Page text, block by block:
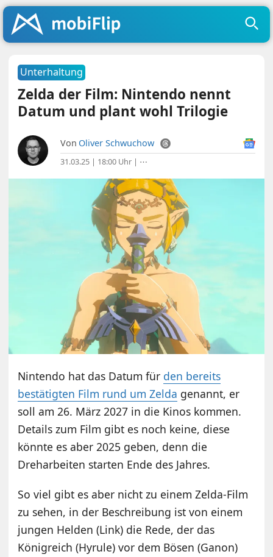
Unterhaltung
Zelda der Film: Nintendo nennt
Datum und plant wohl Trilogie
Von Oliver Schwuchow
31.03.25 | 18:00 Uhr | ⋯
Nintendo hat das Datum für den bereits
bestätigten Film rund um Zelda genannt, er
soll am 26. März 2027 in die Kinos kommen.
Details zum Film gibt es noch keine, diese
könnte es aber 2025 geben, denn die
Dreharbeiten starten Ende des Jahres.
So viel gibt es aber nicht zu einem Zelda-Film
zu sehen, in der Beschreibung ist von einem
jungen Helden (Link) die Rede, der das
Königreich (Hyrule) vor dem Bösen (Ganon)